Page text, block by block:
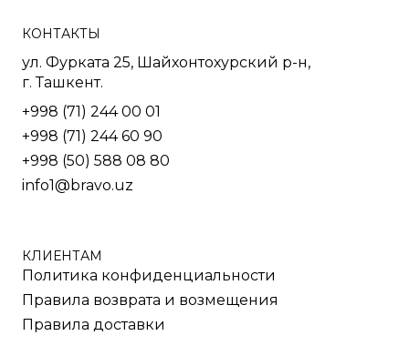
МЯГКАЯ МЕБЕЛЬ
СТОЛЫ
СТОЛ ДЛЯ РУКОВОДИТЕЛЯ
СТОЛЫ OPEN-SPACE
СТОЛЫ ДЛЯ МЕНЕДЖЕРОВ
СТОЛЫ ДЛЯ ПЕРЕГОВОРОВ
ШКАФЫ И ТУМБЫ
РЕШЕНИЯ ДЛЯ БИЗНЕСА
ДЛЯ ОТЕЛЕЙ
ДЛЯ УЧЕБНЫХ УЧРЕЖДЕНИЙ
КОНТАКТЫ
ул. Фурката 25, Шайхонтохурский р-н,
г. Ташкент.
+998 (71) 244 00 01
+998 (71) 244 60 90
+998 (50) 588 08 80
info1@bravo.uz
КЛИЕНТАМ
Политика конфиденциальности
Правила возврата и возмещения
Правила доставки